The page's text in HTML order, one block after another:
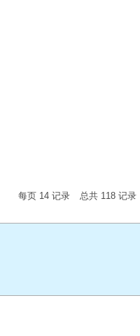
每页 14 记录 总共 118 记录